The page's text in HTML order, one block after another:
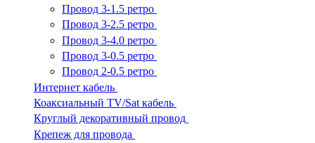
Провод 3-1.5 ретро
Провод 3-2.5 ретро
Провод 3-4.0 ретро
Провод 3-0.5 ретро
Провод 2-0.5 ретро
Интернет кабель
Коаксиальный TV/Sat кабель
Круглый декоративный провод
Крепеж для провода